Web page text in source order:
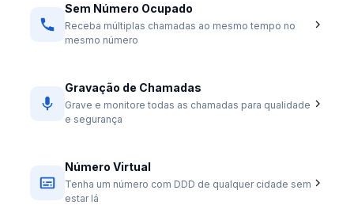
Sem Número Ocupado
Receba múltiplas chamadas ao mesmo tempo no
mesmo número
Gravação de Chamadas
Grave e monitore todas as chamadas para qualidade
e segurança
Número Virtual
Tenha um número com DDD de qualquer cidade sem
estar lá